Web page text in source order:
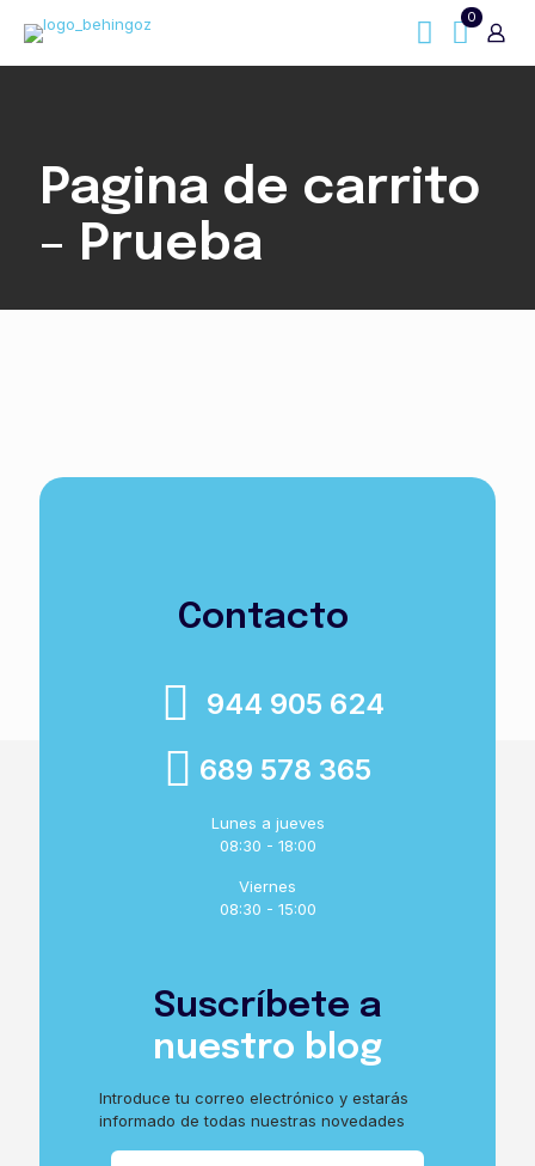
0
Pagina de carrito
– Prueba
Contacto
944 905 624
689 578 365
Lunes a jueves
08:30 - 18:00
Viernes
08:30 - 15:00
Suscríbete a
nuestro blog
Introduce tu correo electrónico y estarás
informado de todas nuestras novedades